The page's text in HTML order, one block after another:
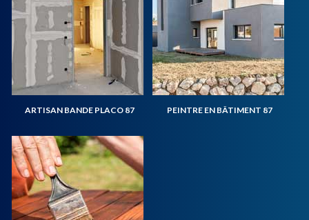
ARTISAN BANDE PLACO 87 PEINTRE EN BÂTIMENT 87